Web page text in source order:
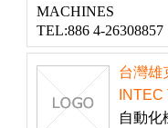
MACHINES
TEL:886 4-26308857
台灣雄
自動化